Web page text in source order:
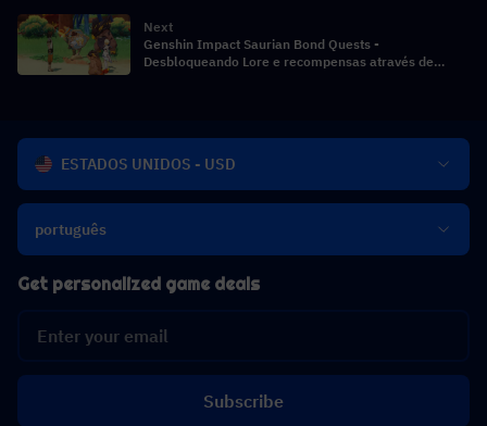
Next
Genshin Impact Saurian Bond Quests -
Desbloqueando Lore e recompensas através de
ESTADOS UNIDOS - USD
português
Get personalized game deals
Subscribe